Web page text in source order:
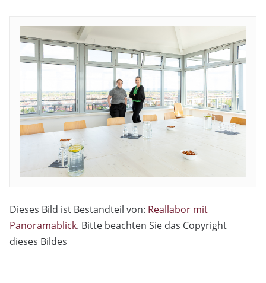
Dieses Bild ist Bestandteil von: Reallabor mit
Panoramablick. Bitte beachten Sie das Copyright
dieses Bildes